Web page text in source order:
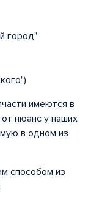
город"
имеются в
нюанс у наших
в одном из
способом из